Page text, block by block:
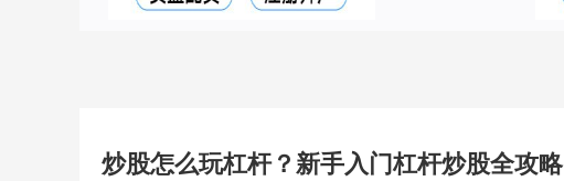
炒股怎么玩杠杆？新手入门杠杆炒股全攻略